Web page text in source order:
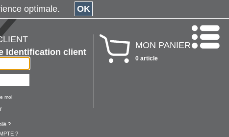
Identification client
moi
?
?
MON PANIER
0 article
optimale. OK